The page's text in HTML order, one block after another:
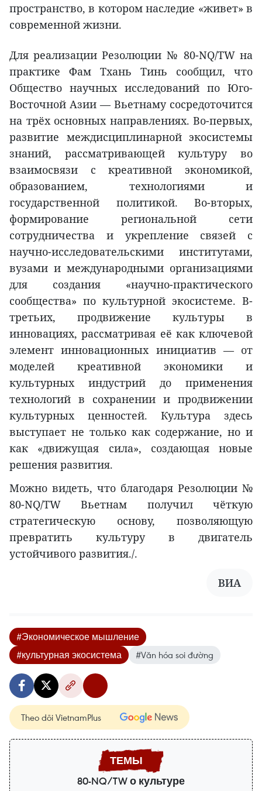
пространство, в котором наследие «живет» в
современной жизни.
Для реализации Резолюции № 80-NQ/TW на
практике Фам Тхань Тинь сообщил, что
Общество научных исследований по Юго-
Восточной Азии — Вьетнаму сосредоточится
на трёх основных направлениях. Во-первых,
развитие междисциплинарной экосистемы
знаний, рассматривающей культуру во
взаимосвязи с креативной экономикой,
образованием, технологиями и
государственной политикой. Во-вторых,
формирование региональной сети
сотрудничества и укрепление связей с
научно-исследовательскими институтами,
вузами и международными организациями
для создания «научно-практического
сообщества» по культурной экосистеме. В-
третьих, продвижение культуры в
инновациях, рассматривая её как ключевой
элемент инновационных инициатив — от
моделей креативной экономики и
культурных индустрий до применения
технологий в сохранении и продвижении
культурных ценностей. Культура здесь
выступает не только как содержание, но и
как «движущая сила», создающая новые
решения развития.
Можно видеть, что благодаря Резолюции №
80-NQ/TW Вьетнам получил чёткую
стратегическую основу, позволяющую
превратить культуру в двигатель
устойчивого развития./.
ВИА
#Экономическое мышление
#культурная экосистема
#Văn hóa soi đường
Theo dõi VietnamPlus
80-NQ/TW о культуре